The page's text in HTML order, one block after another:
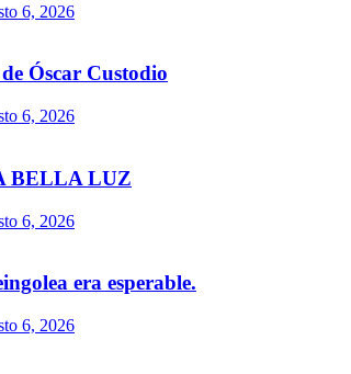
6, 2026
Óscar Custodio
6, 2026
BELLA LUZ
6, 2026
era esperable.
6, 2026